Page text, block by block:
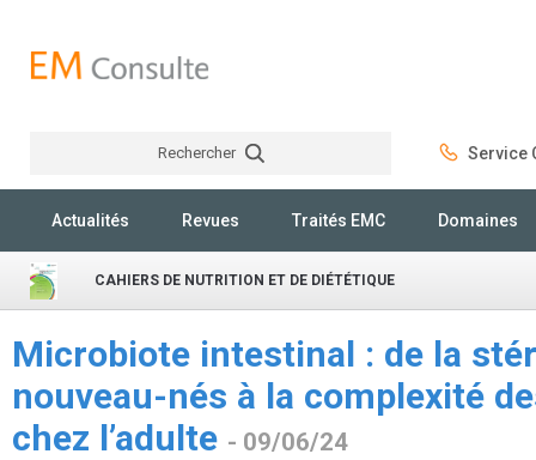
Rechercher Service
Actualités Revues Traités EMC Domaines
CAHIERS DE NUTRITION ET DE DIÉTÉTIQUE
Microbiote intestinal : de la
nouveau-nés à la complexité
chez l’adulte - 09/06/24